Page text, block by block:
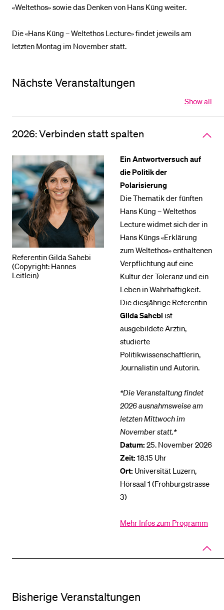
«Weltethos» sowie das Denken von Hans Küng weiter.
Die «Hans Küng – Weltethos Lecture» findet jeweils am
letzten Montag im November statt.
Nächste Veranstaltungen
Show all
all
of
2026: Verbinden statt spalten
Referentin Gilda Sahebi
(Copyright: Hannes
Leitlein)
Ein Antwortversuch auf
die Politik der
Polarisierung
Die Thematik der fünften
Hans Küng – Weltethos
Lecture widmet sich der in
Hans Küngs «Erklärung
zum Weltethos» enthaltenen
Verpflichtung auf eine
Kultur der Toleranz und ein
Leben in Wahrhaftigkeit.
Die diesjährige Referentin
Gilda Sahebi ist
ausgebildete Ärztin,
studierte
Politikwissenschaftlerin,
Journalistin und Autorin.
*Die Veranstaltung findet
2026 ausnahmsweise am
letzten Mittwoch im
November statt.*
Datum: 25. November 2026
Zeit: 18.15 Uhr
Ort: Universität Luzern,
Hörsaal 1 (Frohburgstrasse
3)
Mehr Infos zum Programm
Close
panel
of
Bisherige Veranstaltungen